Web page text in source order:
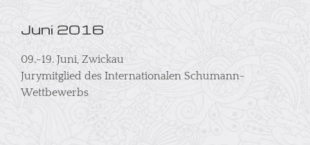
Juni 2016
09.-19. Juni, Zwickau
Jurymitglied des Internationalen Schumann-
Wettbewerbs